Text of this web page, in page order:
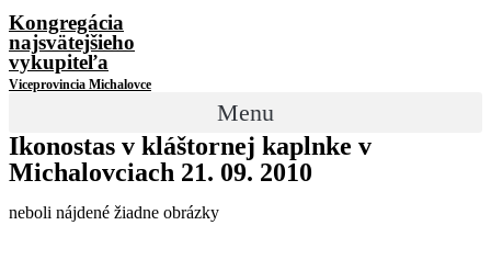
Kongregácia
najsvätejšieho
vykupiteľa
Viceprovincia Michalovce
Menu
Ikonostas v kláštornej kaplnke v
Michalovciach 21. 09. 2010
neboli nájdené žiadne obrázky